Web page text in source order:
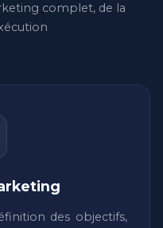
complet, de la
des objectifs,